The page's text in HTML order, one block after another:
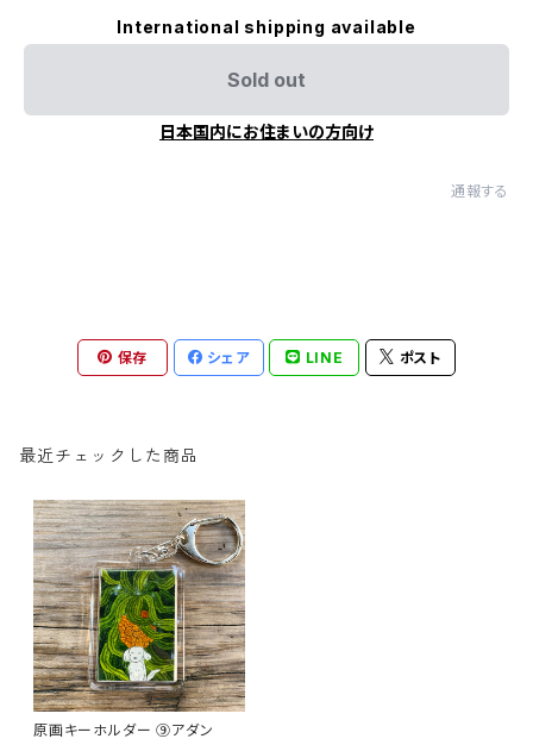
International shipping available
Sold out
日本国内にお住まいの方向け
通報する
保存 シェア LINE ポスト
最近チェックした商品
原画キーホルダー ⑨アダン